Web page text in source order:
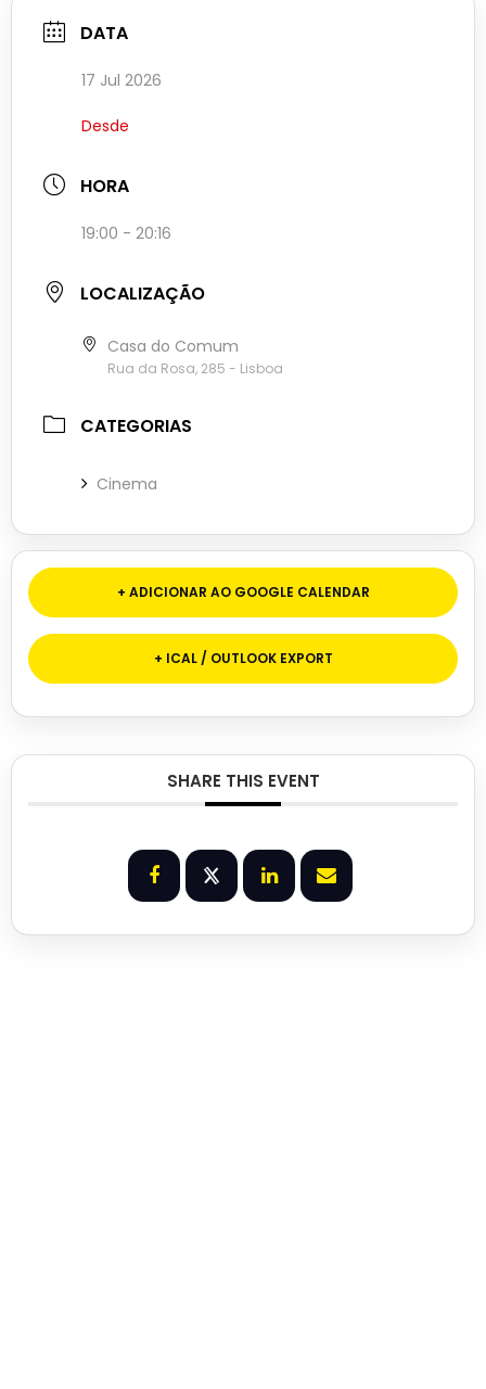
DATA
17 Jul 2026
Desde
HORA
19:00 - 20:16
LOCALIZAÇÃO
Casa do Comum
Rua da Rosa, 285 - Lisboa
CATEGORIAS
Cinema
+ ADICIONAR AO GOOGLE CALENDAR
+ ICAL / OUTLOOK EXPORT
SHARE THIS EVENT